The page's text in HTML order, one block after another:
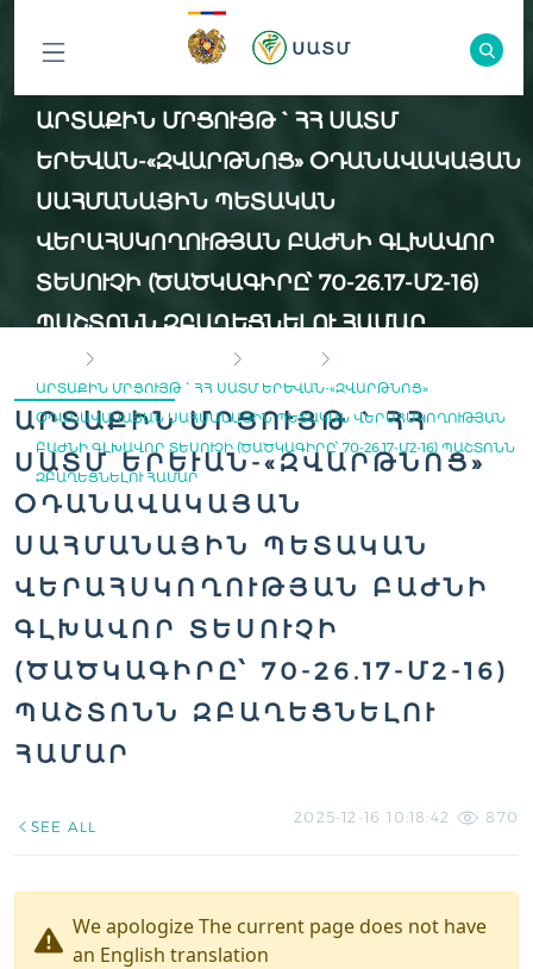
ԲՈԼՈՐ
ԲԱԺԻՆՆԵՐԸ
ԱՐՏԱՔԻՆ ՄՐՑՈՒՅԹ ` ՀՀ ՍԱՏՄ
ԵՐԵՒԱՆ-«ԶՎԱՐԹՆՈՑ» ՕԴԱՆԱՎԱԿԱՅԱՆ Ս
ԱՀՄԱՆԱՅԻՆ ՊԵՏԱԿԱՆ Վ
ԵՐԱՀՍԿՈՂՈՒԹՅԱՆ ԲԱԺՆԻ ԳԼԽԱՎՈՐ Տ
ԵՍՈՒՉԻ (ԾԱԾԿԱԳԻՐԸ՝ 70-26.17-Մ2-16)
ՊԱՇՏՈՆՆ ԶԲԱՂԵՑՆԵԼՈՒ ՀԱՄԱՐ
ԱՐՏԱՔԻՆ ՄՐՑՈՒՅԹ ` ՀՀ ՍԱՏՄ ԵՐԵՒԱՆ-«ԶՎԱՐԹՆՈՑ» Օ
ԴԱՆԱՎԱԿԱՅԱՆ ՍԱՀՄԱՆԱՅԻՆ ՊԵՏԱԿԱՆ ՎԵՐԱՀՍԿՈՂՈՒԹՅԱՆ Բ
ԱԺՆԻ ԳԼԽԱՎՈՐ ՏԵՍՈՒՉԻ (ԾԱԾԿԱԳԻՐԸ՝ 70-26.17-Մ2-16) ՊԱՇՏՈՆՆ Զ
ԲԱՂԵՑՆԵԼՈՒ ՀԱՄԱՐ
ԱՐՏԱՔԻՆ ՄՐՑՈՒՅԹ ` ՀՀ
ՍԱՏՄ ԵՐԵՒԱՆ-«ԶՎԱՐԹՆՈՑ» Օ
ԴԱՆԱՎԱԿԱՅԱՆ Ս
ԱՀՄԱՆԱՅԻՆ ՊԵՏԱԿԱՆ Վ
ԵՐԱՀՍԿՈՂՈՒԹՅԱՆ ԲԱԺՆԻ Գ
ԼԽԱՎՈՐ ՏԵՍՈՒՉԻ (
ԾԱԾԿԱԳԻՐԸ՝ 70-26.17-Մ2-16)
ՊԱՇՏՈՆՆ ԶԲԱՂԵՑՆԵԼՈՒ Հ
ԱՄԱՐ
SEE ALL
2025-12-16 10:18:42 870
We apologize The current page does not have
an English translation